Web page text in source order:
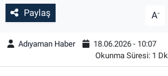
Paylaş A-
Adıyaman Haber 18.06.2026 - 10:07
Okunma Süresi: 1 Dk
BİLİM VE TEKNOLOJİ